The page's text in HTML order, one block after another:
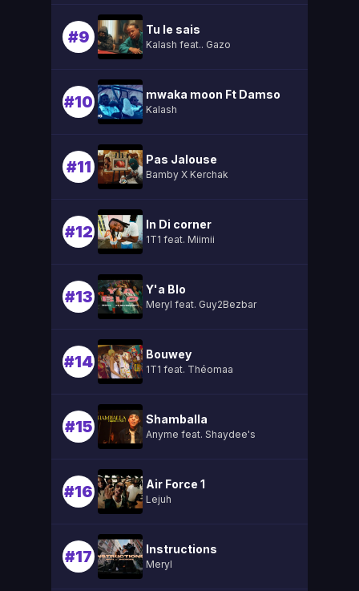
#9 Tu le sais
Kalash feat.. Gazo
#10 mwaka moon Ft Damso
Kalash
#11 Pas Jalouse
Bamby X Kerchak
#12 In Di corner
1T1 feat. Miimii
#13 Y'a Blo
Meryl feat. Guy2Bezbar
#14 Bouwey
1T1 feat. Théomaa
#15 Shamballa
Anyme feat. Shaydee's
#16 Air Force 1
Lejuh
#17 Instructions
Meryl